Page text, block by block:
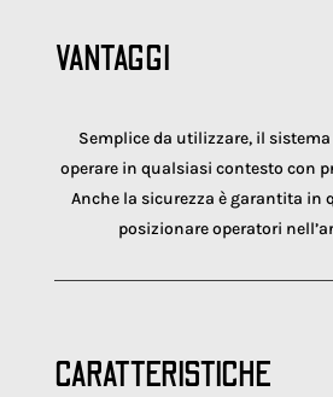
VANTAGGI
Semplice da utilizzare, il
operare in qualsiasi contesto con
Anche la sicurezza è garantita in
posizionare operatori
CARATTERISTICHE